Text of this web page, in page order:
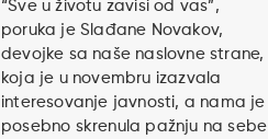
“Sve u životu zavisi od vas”,
poruka je Slađane Novakov,
devojke sa naše naslovne strane,
koja je u novembru izazvala
interesovanje javnosti, a nama je
posebno skrenula pažnju na sebe